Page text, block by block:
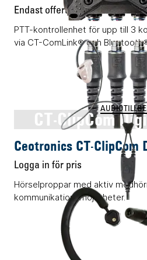
Endast offert
PTT-kontrollenhet för upp till 3
via CT-ComLink® och
CT-ClipCom
Ceotronics CT-ClipCom
Logga in för pris
Hörselproppar med aktiv
kommunikationsmöjligheter.